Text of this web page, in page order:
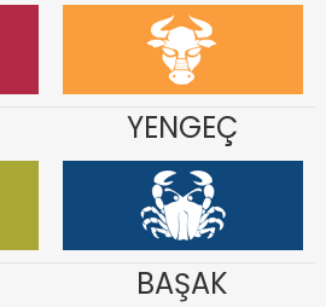
YENGEÇ
BAŞAK